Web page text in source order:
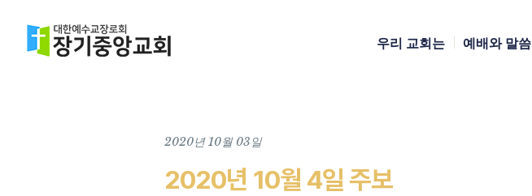
우리 교회는 예배와 말씀
2020년 10월 03일
2020년 10월 4일 주보